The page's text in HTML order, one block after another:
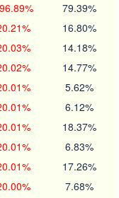
79.39%
16.80%
14.18%
14.77%
5.62%
6.12%
18.37%
6.83%
17.26%
7.68%